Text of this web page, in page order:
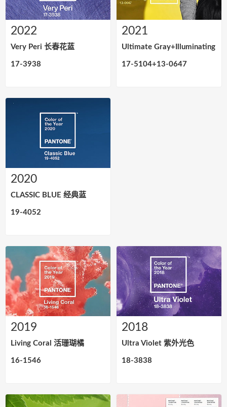
2022
Very Peri 长春花蓝
17-3938
2021
Ultimate Gray+Illuminating
17-5104+13-0647
2020
CLASSIC BLUE 经典蓝
19-4052
2019
Living Coral 活珊瑚橘
16-1546
2018
Ultra Violet 紫外光色
18-3838